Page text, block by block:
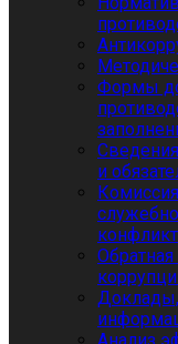
Формы
и
Доклады,